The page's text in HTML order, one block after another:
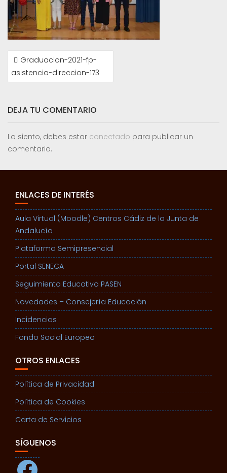
NAVEGACIÓN
DE
ENTRADAS
Graduacion-2021-fp-
asistencia-direccion-173
DEJA TU COMENTARIO
Lo siento, debes estar conectado para publicar un
comentario.
ENLACES DE INTERÉS
Aula Virtual (Moodle) Centros Cádiz de la Junta de
Andalucía
Plataforma Semipresencial
Portal SENECA
Seguimiento Educativo PASEN
Novedades – Consejería Educación
Incidencias
Fondo Social Europeo
OTROS ENLACES
Política de Privacidad
Política de Cookies
Carta de Servicios
SÍGUENOS
Facebook